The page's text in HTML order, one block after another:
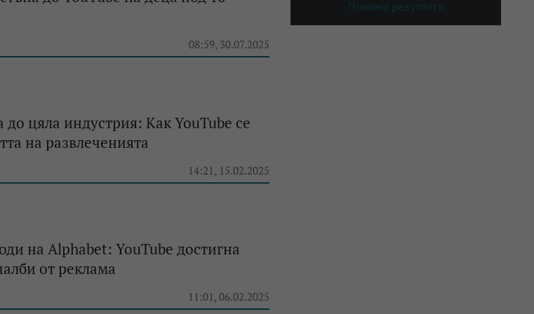
08:59, 30.07.2025
цяла индустрия: Как YouTube се
на развлеченията
14:21, 15.02.2025
на Alphabet: YouTube достигна
от реклама
11:01, 06.02.2025
Покажи резултати